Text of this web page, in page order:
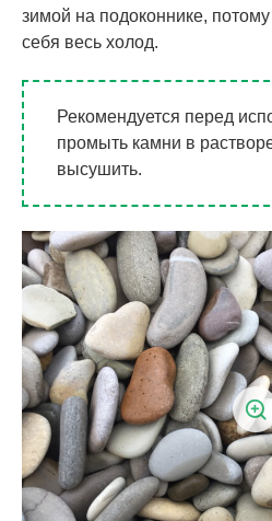
зимой на подоконнике,
себя весь холод.
Рекомендуется перед
промыть камни в
высушить.